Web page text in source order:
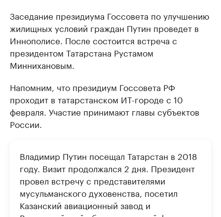
Заседание президиума Госсовета по улучшению
жилищных условий граждан Путин проведет в
Иннополисе. После состоится встреча с
президентом Татарстана Рустамом
Миннихановым.
Напомним, что президиум Госсовета РФ
проходит в татарстанском ИТ-городе с 10
февраля. Участие принимают главы субъектов
России.
Владимир Путин посещал Татарстан в 2018
году. Визит продолжался 2 дня. Президент
провел встречу с представителями
мусульманского духовенства, посетил
Казанский авиационный завод и